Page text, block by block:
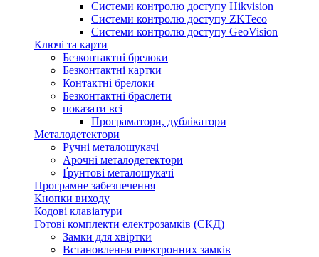
Системи контролю доступу Hikvision
Системи контролю доступу ZKTeco
Системи контролю доступу GeoVision
Ключі та карти
Безконтактні брелоки
Безконтактні картки
Контактні брелоки
Безконтактні браслети
показати всі
Програматори, дублікатори
Металодетектори
Ручні металошукачі
Арочні металодетектори
Ґрунтові металошукачі
Програмне забезпечення
Кнопки виходу
Кодові клавіатури
Готові комплекти електрозамків (СКД)
Замки для хвіртки
Встановлення електронних замків